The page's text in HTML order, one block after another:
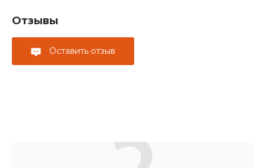
Отзывы
Оставить отзыв